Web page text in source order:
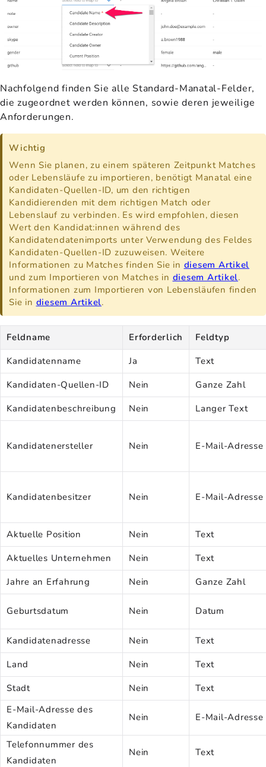
Nachfolgend finden Sie alle Standard-Manatal-Felder,
die zugeordnet werden können, sowie deren jeweilige
Anforderungen.
Wichtig
Wenn Sie planen, zu einem späteren Zeitpunkt Matches
oder Lebensläufe zu importieren, benötigt Manatal eine
Kandidaten-Quellen-ID, um den richtigen
Kandidierenden mit dem richtigen Match oder
Lebenslauf zu verbinden. Es wird empfohlen, diesen
Wert den Kandidat:innen während des
Kandidatendatenimports unter Verwendung des Feldes
Kandidaten-Quellen-ID zuzuweisen. Weitere
Informationen zu Matches finden Sie in diesem Artikel
und zum Importieren von Matches in diesem Artikel.
Informationen zum Importieren von Lebensläufen finden
Sie in diesem Artikel.
Feldname Erforderlich
Feldtyp
Kandidatenname
Ja
Text
Kandidaten-Quellen-ID
Nein
Ganze Zahl
Kandidatenbeschreibung
Nein Langer Text
Kandidatenersteller Nein E-Mail-Adresse
Kandidatenbesitzer Nein E-Mail-Adresse
Aktuelle Position Nein
Text
Aktuelles Unternehmen
Nein
Text
Jahre an Erfahrung
Nein Ganze Zahl
Geburtsdatum Nein Datum
Kandidatenadresse Nein
Text
Land
Nein
Text
Stadt
Nein
Text
E-Mail-Adresse des
Kandidaten
Nein E-Mail-Adresse
Telefonnummer des
Kandidaten
Nein Text